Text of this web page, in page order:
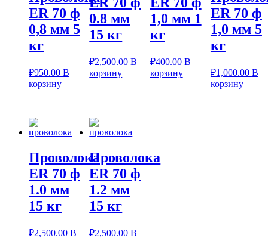
ER 70 ф
0,8 мм 5
кг
₽950.00 В
корзину
0.8 мм
15 кг
₽2,500.00 В
корзину
1,0 мм 1
кг
₽400.00 В
корзину
ER 70 ф
1,0 мм 5
кг
₽1,000.00 В
корзину
Проволока
ER 70 ф
1.0 мм
15 кг
₽2,500.00 В
Проволока
ER 70 ф
1.2 мм
15 кг
₽2,500.00 В